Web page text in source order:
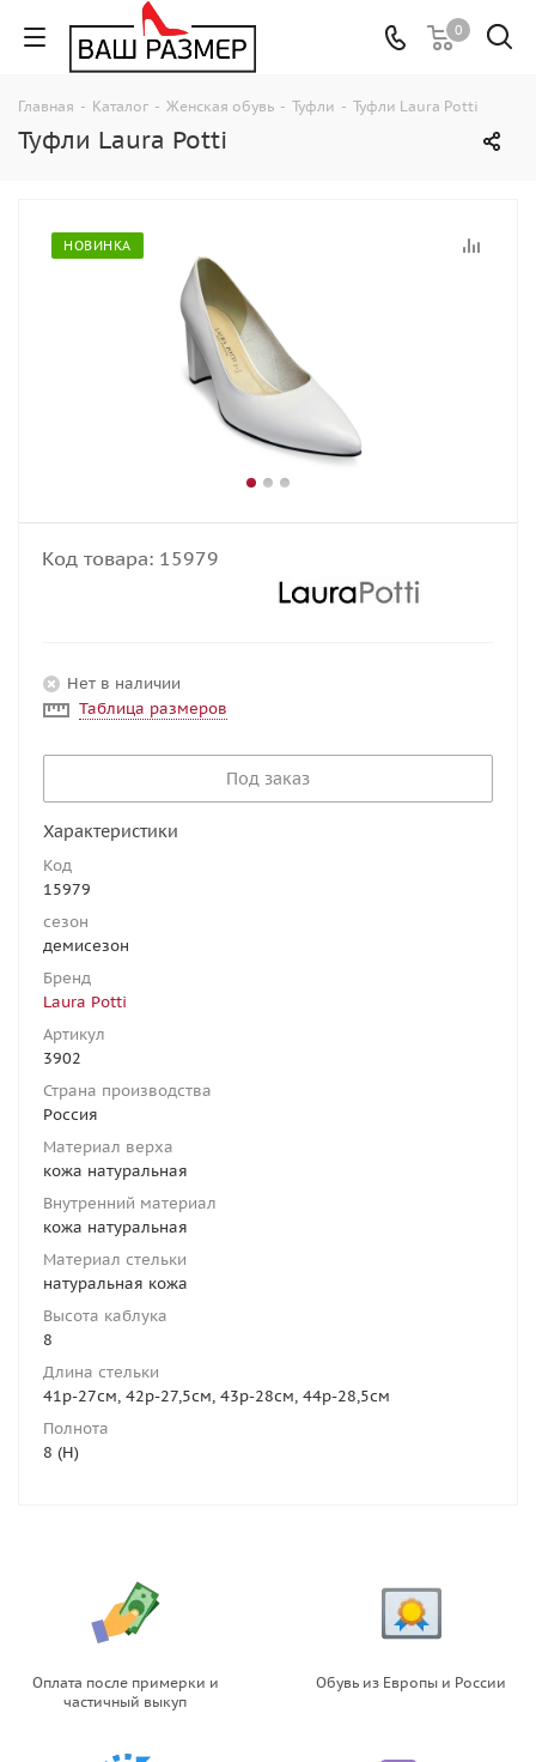
0
Главная - Каталог - Женская обувь - Туфли - Туфли Laura Potti
Туфли Laura Potti
НОВИНКА
Код товара: 15979
Нет в наличии
Таблица размеров
Под заказ
Характеристики
Код
15979
сезон
демисезон
Бренд
Laura Potti
Артикул
3902
Страна производства
Россия
Материал верха
кожа натуральная
Внутренний материал
кожа натуральная
Материал стельки
натуральная кожа
Высота каблука
8
Длина стельки
41р-27см, 42р-27,5см, 43р-28см, 44р-28,5см
Полнота
8 (H)
Оплата после примерки и
частичный выкуп
Обувь из Европы и России